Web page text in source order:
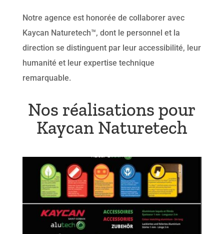
Notre agence est honorée de collaborer avec
Kaycan Naturetech™, dont le personnel et la
direction se distinguent par leur accessibilité, leur
humanité et leur expertise technique
remarquable.
Nos réalisations pour
Kaycan Naturetech